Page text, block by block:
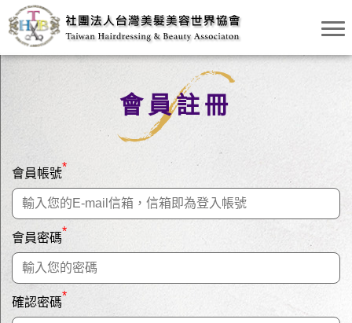
會員註冊
會員帳號*
會員密碼*
確認密碼*